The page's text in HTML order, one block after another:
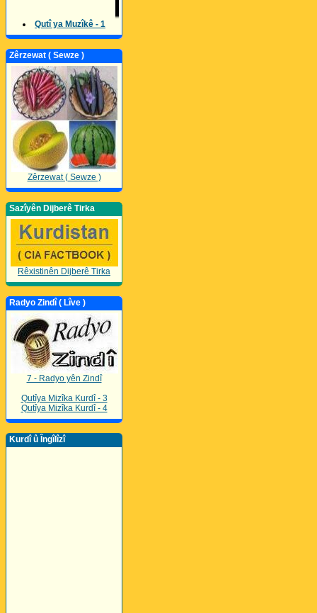
Qutî ya Muzîkê - 1
Zêrzewat ( Sewze )
Zêrzewat ( Sewze )
Sazîyên Dijberê Tirka
Rêxistinên Dijberê Tirka
Radyo Zindî ( Lîve )
7 - Radyo yên Zindî
Qutîya Mizîka Kurdî - 3
Qutîya Mizîka Kurdî - 4
Kurdî û Îngîlîzî